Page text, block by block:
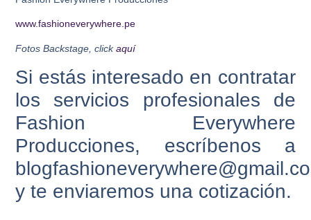
www.fashioneverywhere.pe
Fotos Backstage, clickaquí
Si estás interesado en contratar
los servicios profesionales de
Fashion Everywhere
Producciones, escríbenos a
y te enviaremos una cotización.